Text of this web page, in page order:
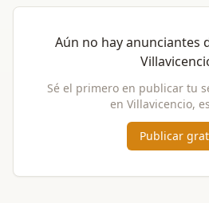
Aún no hay anunciantes
Sé el primero en publicar tu
en Villavicencio,
Publicar